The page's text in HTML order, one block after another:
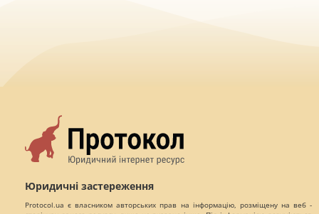
Юридичні застереження
Protocol.ua є власником авторських прав на інформацію, розміщену на веб -